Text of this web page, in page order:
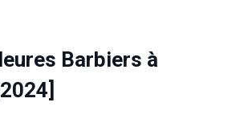
Barbiers à